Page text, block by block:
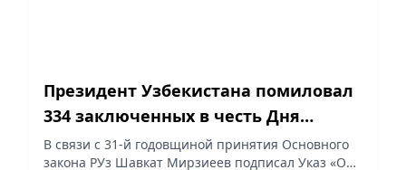
Президент Узбекистана помиловал
334 заключенных в честь Дня
Конституции
В связи с 31-й годовщиной принятия Основного
закона РУз Шавкат Мирзиеев подписал Указ «О